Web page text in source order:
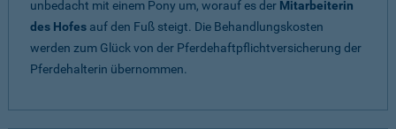
unbedacht mit einem Pony um, worauf es der Mitarbeiterin
des Hofes auf den Fuß steigt. Die Behandlungskosten
werden zum Glück von der Pferdehaftpflichtversicherung der
Pferdehalterin übernommen.